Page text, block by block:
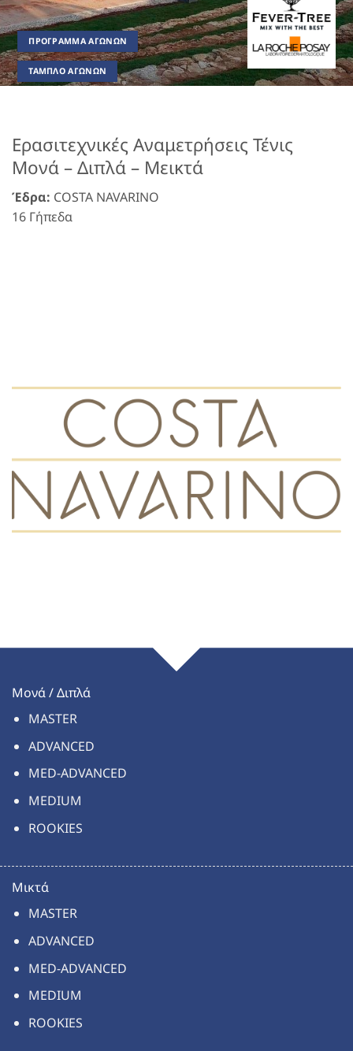
ΠΡΟΓΡΑΜΜΑ ΑΓΩΝΩΝ
ΤΑΜΠΛΟ ΑΓΩΝΩΝ
Ερασιτεχνικές Αναμετρήσεις Τένις
Μονά – Διπλά – Μεικτά
Έδρα: COSTA NAVARINO
16 Γήπεδα
Μονά / Διπλά
MASTER
ADVANCED
MED-ADVANCED
MEDIUM
ROOKIES
Μικτά
MASTER
ADVANCED
MED-ADVANCED
MEDIUM
ROOKIES